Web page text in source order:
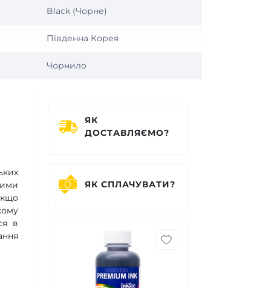
Black (Чорне)
Південна Корея
Чорнило
в
ЯК
ДОСТАВЛЯЄМО?
ЯК СПЛАЧУВАТИ?